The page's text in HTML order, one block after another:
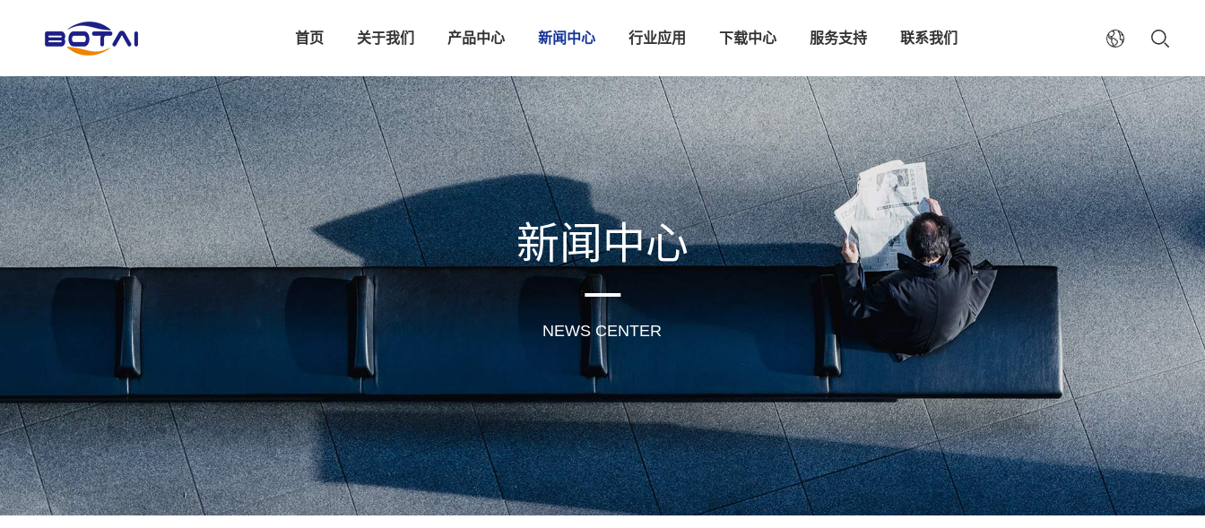
首页 关于我们 产品中心 新闻中心 行业应用 下载中心 服务支持 联系我们
新闻中心
NEWS CENTER